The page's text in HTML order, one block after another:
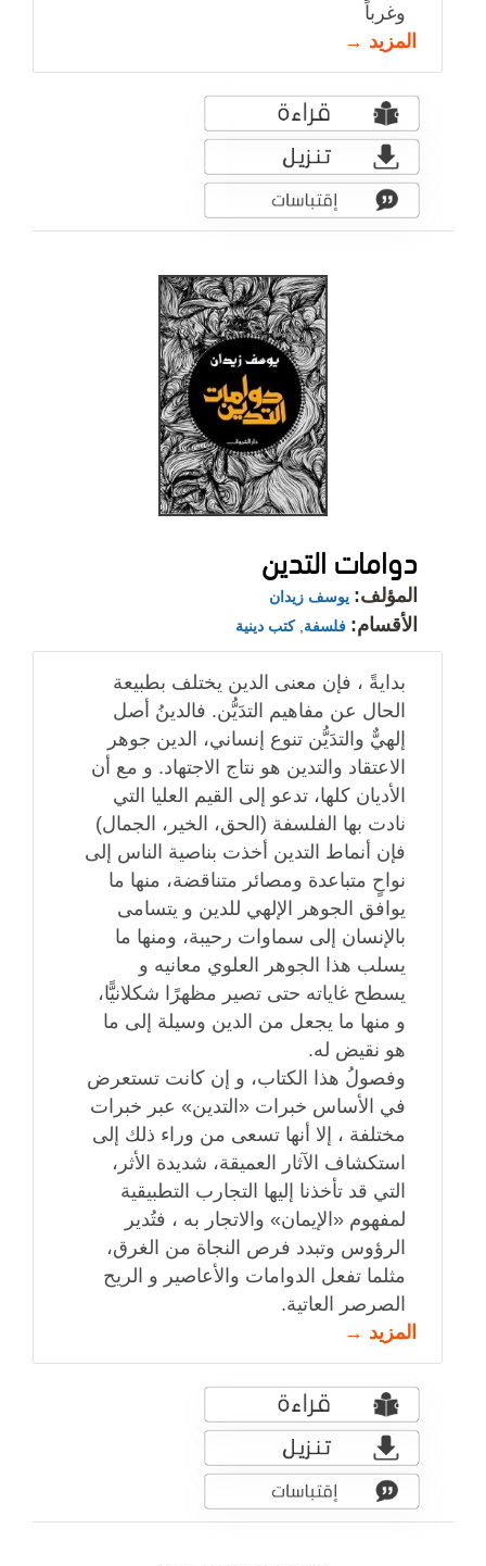
وغرباً
المزيد →
دوامات التدين
المؤلف: يوسف زيدان
الأقسام: فلسفة ,كتب دينية
بدايةً ، فإن معنى الدين يختلف بطبيعة
الحال عن مفاهيم التدَيُّن. فالدينُ أصل
إلهيٌّ والتدَيُّن تنوع إنساني، الدين جوهر
الاعتقاد والتدين هو نتاج الاجتهاد. و مع أن
الأديان كلها، تدعو إلى القيم العليا التي
نادت بها الفلسفة (الحق، الخير، الجمال)
فإن أنماط التدين أخذت بناصية الناس إلى
نواحٍ متباعدة ومصائر متناقضة، منها ما
يوافق الجوهر الإلهي للدين و يتسامى
بالإنسان إلى سماوات رحيبة، ومنها ما
يسلب هذا الجوهر العلوي معانيه و
يسطح غاياته حتى تصير مظهرًا شكلانيًّا،
و منها ما يجعل من الدين وسيلة إلى ما
هو نقيض له.
وفصولُ هذا الكتاب، و إن كانت تستعرض
في الأساس خبرات «التدين» عبر خبرات
مختلفة ، إلا أنها تسعى من وراء ذلك إلى
استكشاف الآثار العميقة، شديدة الأثر،
التي قد تأخذنا إليها التجارب التطبيقية
لمفهوم «الإيمان» والاتجار به ، فتُدير
الرؤوس وتبدد فرص النجاة من الغرق،
مثلما تفعل الدوامات والأعاصير و الريح
الصرصر العاتية.
المزيد →